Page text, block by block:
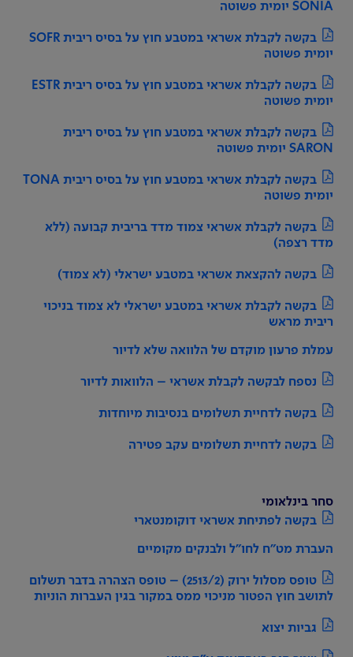
SONIA יומית פשוטה
בקשה לקבלת אשראי במטבע חוץ על בסיס ריבית SOFR
יומית פשוטה
בקשה לקבלת אשראי במטבע חוץ על בסיס ריבית ESTR
יומית פשוטה
בקשה לקבלת אשראי במטבע חוץ על בסיס ריבית
SARON יומית פשוטה
בקשה לקבלת אשראי במטבע חוץ על בסיס ריבית TONA
יומית פשוטה
בקשה לקבלת אשראי צמוד מדד בריבית קבועה (ללא
מדד רצפה)
בקשה להקצאת אשראי במטבע ישראלי (לא צמוד)
בקשה לקבלת אשראי במטבע ישראלי לא צמוד בניכוי
ריבית מראש
עמלת פרעון מוקדם של הלוואה שלא לדיור
נספח לבקשה לקבלת אשראי – הלוואות לדיור
בקשה לדחיית תשלומים בנסיבות מיוחדות
בקשה לדחיית תשלומים עקב פטירה
סחר בינלאומי
בקשה לפתיחת אשראי דוקומנטארי
העברת מט"ח לחו"ל ולבנקים מקומיים
טופס מסלול ירוק (2513/2) – טופס הצהרה בדבר תשלום
לתושב חוץ הפטור מניכוי ממס במקור בגין העברות הוניות
גביות יצוא